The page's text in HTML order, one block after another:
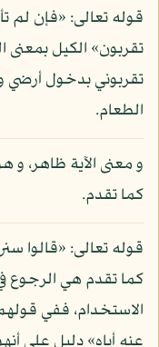
قوله تعالى: «فإن لم
تقربون» الكيل بمعنى
تقربوني بدخول أرضي
الطعام.
و معنى الآية ظاهر، و
كما تقدم.
قوله تعالى: «قالوا
كما تقدم هي الرجوع
الاستخدام، ففي
عنه أباه» دليل على